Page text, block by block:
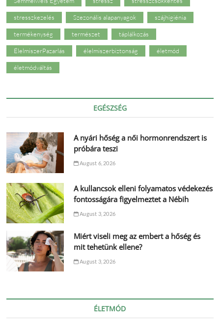
stresszkezelés Szezonális alapanyagok szájhigiénia
termékenység természet táplálkozás
ÉlelmiszerPazarlás élelmiszerbiztonság életmód
életmódváltás
EGÉSZSÉG
A nyári hőség a női hormonrendszert is
próbára teszi
August 6, 2026
A kullancsok elleni folyamatos védekezés
fontosságára figyelmeztet a Nébih
August 3, 2026
Miért viseli meg az embert a hőség és
mit tehetünk ellene?
August 3, 2026
ÉLETMÓD